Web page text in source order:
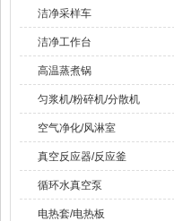
洁净采样车
洁净工作台
高温蒸煮锅
匀浆机/粉碎机/分散机
空气净化/风淋室
真空反应器/反应釜
循环水真空泵
电热套/电热板